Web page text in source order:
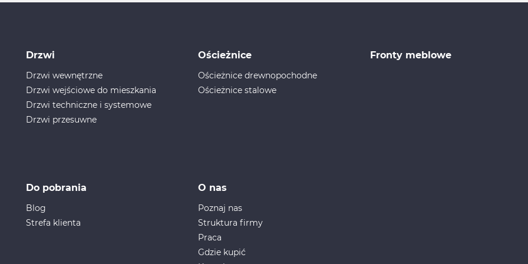
Drzwi
Drzwi wewnętrzne
Drzwi wejściowe do mieszkania
Drzwi techniczne i systemowe
Drzwi przesuwne
Ościeżnice
Ościeżnice drewnopochodne
Ościeżnice stalowe
Fronty meblowe
Do pobrania
Blog
Strefa klienta
O nas
Poznaj nas
Struktura firmy
Praca
Gdzie kupić